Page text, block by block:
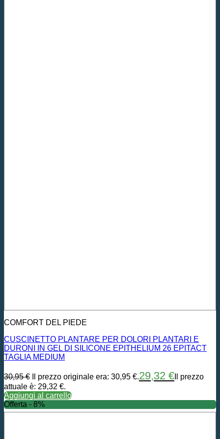
COMFORT DEL PIEDE
CUSCINETTO PLANTARE PER DOLORI PLANTARI E
DURONI IN GEL DI SILICONE EPITHELIUM 26 EPITACT
TAGLIA MEDIUM
30,95€ Il prezzo originale era: 30,95 €.29,32 € Il prezzo
attuale è: 29,32 €.
Aggiungi al carrello
Offerta - 8%